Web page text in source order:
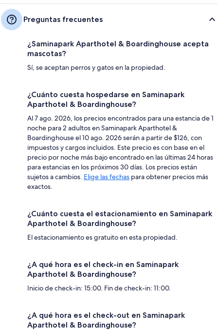
Preguntas frecuentes
¿Saminapark Aparthotel & Boardinghouse acepta
mascotas?
Sí, se aceptan perros y gatos en la propiedad.
¿Cuánto cuesta hospedarse en Saminapark
Aparthotel & Boardinghouse?
Al 7 ago. 2026, los precios encontrados para una estancia de 1
noche para 2 adultos en Saminapark Aparthotel &
Boardinghouse el 10 ago. 2026 serán a partir de $126, con
impuestos y cargos incluidos. Este precio es con base en el
precio por noche más bajo encontrado en las últimas 24 horas
para estancias en los próximos 30 días. Los precios están
sujetos a cambios. Elige las fechas para obtener precios más
exactos.
¿Cuánto cuesta el estacionamiento en Saminapark
Aparthotel & Boardinghouse?
El estacionamiento es gratuito en esta propiedad.
¿A qué hora es el check-in en Saminapark
Aparthotel & Boardinghouse?
Inicio de check-in: 15:00. Fin de check-in: 11:00.
¿A qué hora es el check-out en Saminapark
Aparthotel & Boardinghouse?